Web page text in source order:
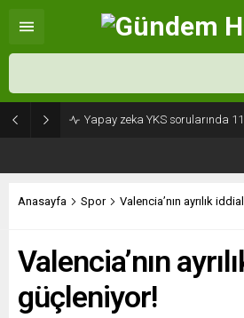
Yapay zeka YKS sorularında
Anasayfa Spor Valencia’nın ayrılık
Valencia’nın
güçleniyor!